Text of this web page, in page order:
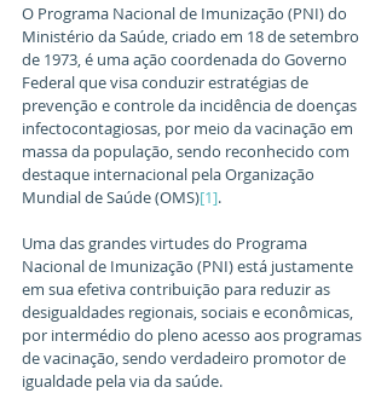
O Programa Nacional de Imunização (PNI) do
Ministério da Saúde, criado em 18 de setembro
de 1973, é uma ação coordenada do Governo
Federal que visa conduzir estratégias de
prevenção e controle da incidência de doenças
infectocontagiosas, por meio da vacinação em
massa da população, sendo reconhecido com
destaque internacional pela Organização
Mundial de Saúde (OMS)[1].
Uma das grandes virtudes do Programa
Nacional de Imunização (PNI) está justamente
em sua efetiva contribuição para reduzir as
desigualdades regionais, sociais e econômicas,
por intermédio do pleno acesso aos programas
de vacinação, sendo verdadeiro promotor de
igualdade pela via da saúde.